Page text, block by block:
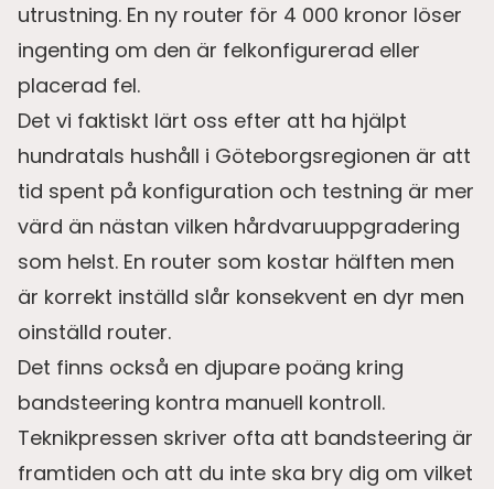
utrustning. En ny router för 4 000 kronor löser
ingenting om den är felkonfigurerad eller
placerad fel.
Det vi faktiskt lärt oss efter att ha hjälpt
hundratals hushåll i Göteborgsregionen är att
tid spent på konfiguration och testning är mer
värd än nästan vilken hårdvaruuppgradering
som helst. En router som kostar hälften men
är korrekt inställd slår konsekvent en dyr men
oinställd router.
Det finns också en djupare poäng kring
bandsteering kontra manuell kontroll.
Teknikpressen skriver ofta att bandsteering är
framtiden och att du inte ska bry dig om vilket